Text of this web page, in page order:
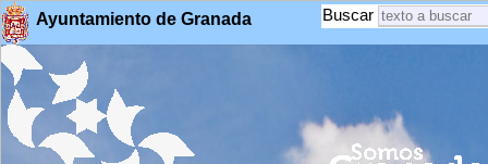
Ayuntamiento de Granada Buscar